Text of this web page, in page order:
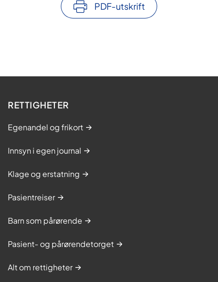
PDF-utskrift
RETTIGHETER
Egenandel og frikort
Innsyn i egen journal
Klage og erstatning
Pasientreiser
Barn som pårørende
Pasient- og pårørendetorget
Alt om rettigheter